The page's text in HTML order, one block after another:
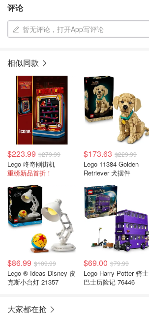
评论
暂无评论，打开App写评论
相似同款
$223.99 $279.99
Lego 咚奇刚街机
重磅新品首折！
$173.63 $229.99
Lego 11384 Golden
Retriever 犬摆件
$86.99 $109.99
Lego ® Ideas Disney 皮
克斯小台灯 21357
$69.00 $79.99
Lego Harry Potter 骑士
巴士历险记 76446
大家都在抢